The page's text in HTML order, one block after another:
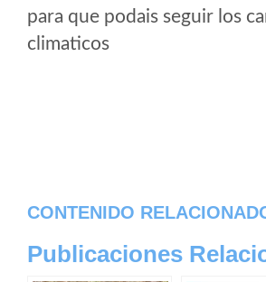
para que podais seguir los
climaticos
CONTENIDO
Publicaciones